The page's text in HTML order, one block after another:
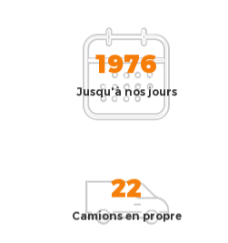
1976
Jusqu'à nos jours
22
Camions en propre